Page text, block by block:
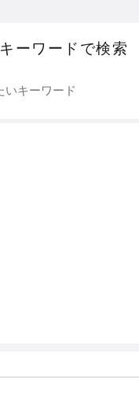
キーワードで検索